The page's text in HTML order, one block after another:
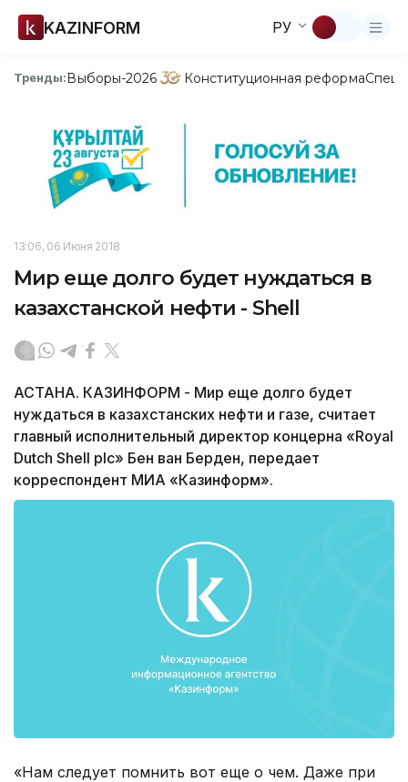
KAZINFORM РУ
Тренды:Выборы-2026 Конституционная реформа
13:06, 06 Июня 2018
Мир еще долго будет нуждаться в
казахстанской нефти - Shell
АСТАНА. КАЗИНФОРМ - Мир еще долго будет
нуждаться в казахстанских нефти и газе, считает
главный исполнительный директор концерна «Royal
Dutch Shell plc» Бен ван Берден, передает
корреспондент МИА «Казинформ».
«Нам следует помнить вот еще о чем. Даже при